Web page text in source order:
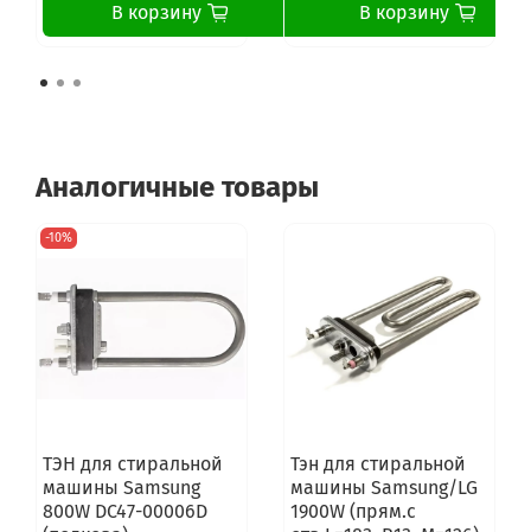
В корзину В корзину
Аналогичные товары
-10%
ТЭН для стиральной
машины Samsung
800W DC47-00006D
Тэн для стиральной
машины Samsung/LG
1900W (прям.с